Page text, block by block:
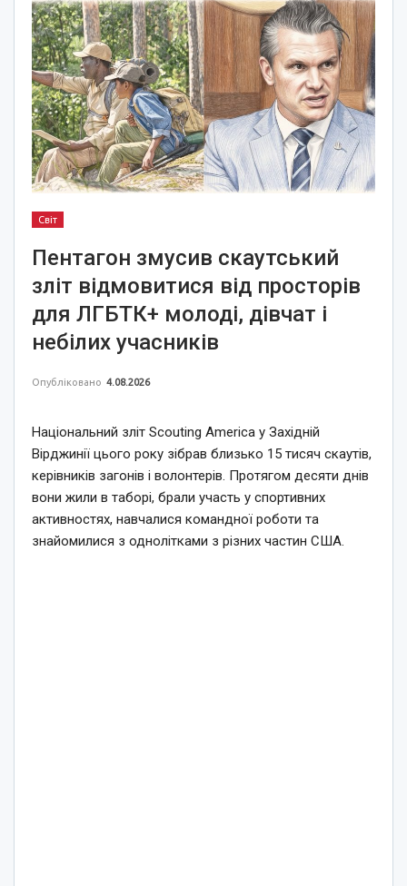
Світ
Пентагон змусив скаутський
зліт відмовитися від просторів
для ЛГБТК+ молоді, дівчат і
небілих учасників
Опубліковано 4.08.2026
Національний зліт Scouting America у Західній
Вірджинії цього року зібрав близько 15 тисяч скаутів,
керівників загонів і волонтерів. Протягом десяти днів
вони жили в таборі, брали участь у спортивних
активностях, навчалися командної роботи та
знайомилися з однолітками з різних частин США.